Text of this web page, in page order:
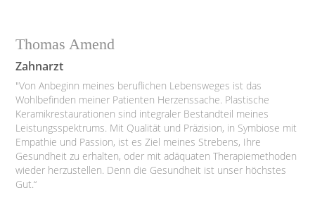
Thomas Amend
Zahnarzt
"Von Anbeginn meines beruflichen Lebensweges ist das
Wohlbefinden meiner Patienten Herzenssache. Plastische
Keramikrestaurationen sind integraler Bestandteil meines
Leistungsspektrums. Mit Qualität und Präzision, in Symbiose mit
Empathie und Passion, ist es Ziel meines Strebens, Ihre
Gesundheit zu erhalten, oder mit adäquaten Therapiemethoden
wieder herzustellen. Denn die Gesundheit ist unser höchstes
Gut.“